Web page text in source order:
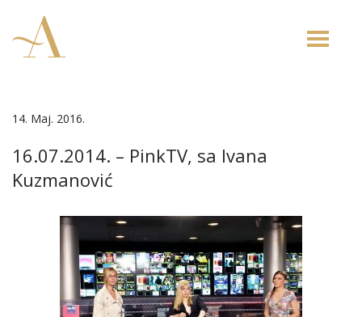
Toggle
14. Maj. 2016.
16.07.2014. – PinkTV, sa Ivana
Kuzmanović